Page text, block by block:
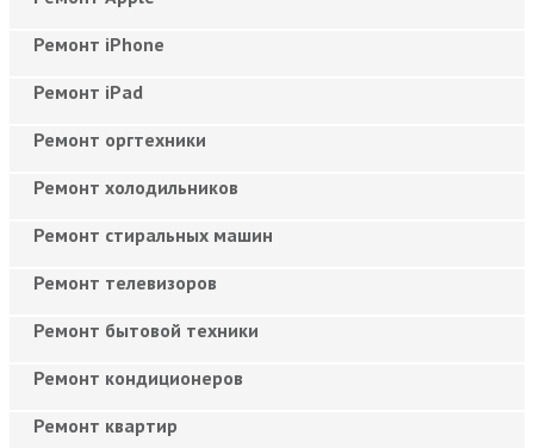
Ремонт iPhone
Ремонт iPad
Ремонт оргтехники
Ремонт холодильников
Ремонт стиральных машин
Ремонт телевизоров
Ремонт бытовой техники
Ремонт кондиционеров
Ремонт квартир